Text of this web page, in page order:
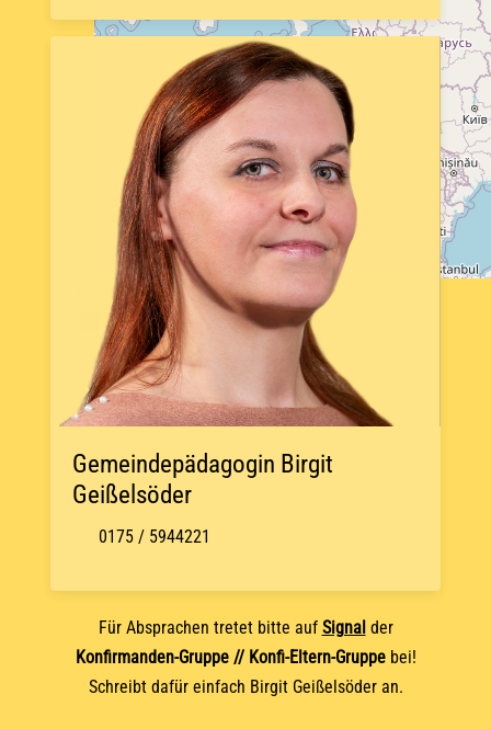
© OpenStreetMap
Gemeindepädagogin Birgit
Geißelsöder
0175 / 5944221
Für Absprachen tretet bitte auf Signal der
Konfirmanden-Gruppe // Konfi-Eltern-Gruppebei!
Schreibt dafür einfach Birgit Geißelsöder an.